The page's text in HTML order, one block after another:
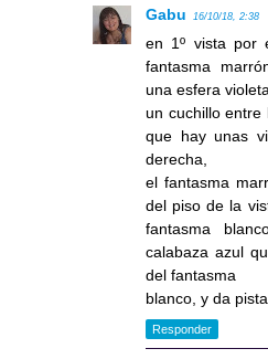
Gabu 16/10/18, 2:38
en 1º vista por
fantasma
una esfera violeta,
un cuchillo entre
que hay unas
derecha,
el fantasma
del piso de la
fantasma
calabaza azul
del fantasma
blanco, y da pista
Responder